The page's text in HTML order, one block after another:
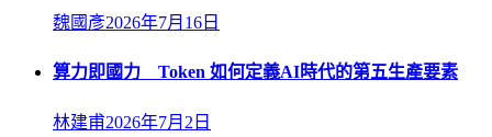
魏國彥2026年7月16日
算力即國力 Token 如何定義AI時代的第五生產要素
林建甫2026年7月2日